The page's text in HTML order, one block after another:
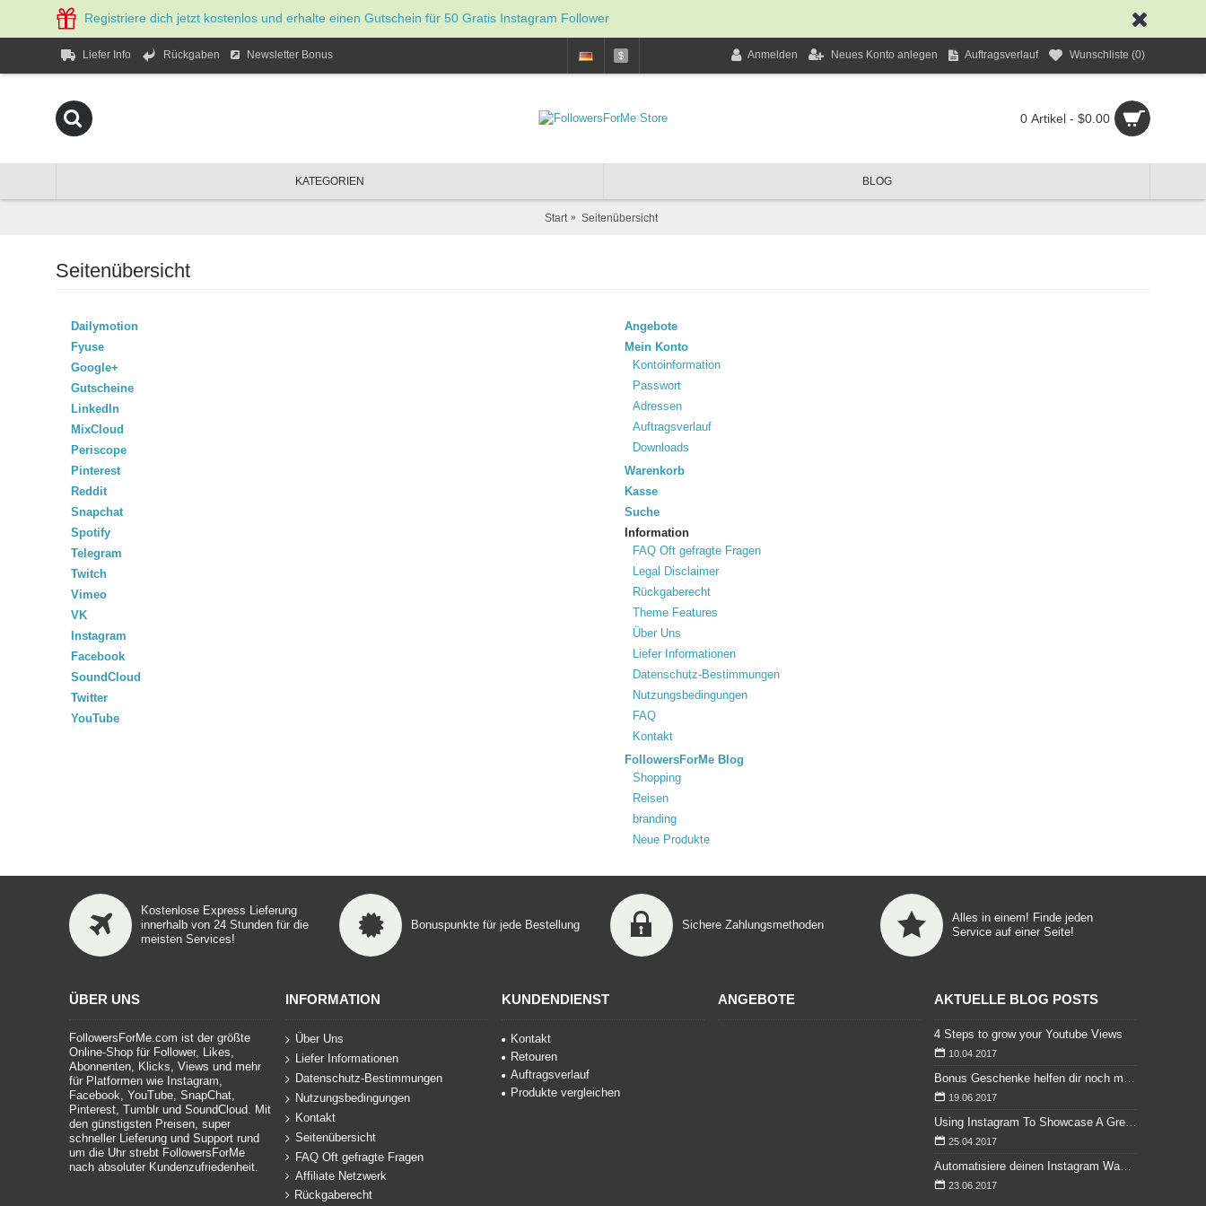
Registriere dich jetzt kostenlos und erhalte einen Gutschein für 50 Gratis Instagram Follower
Liefer Info Rückgaben Newsletter Bonus $ Anmelden Neues Konto anlegen Auftragsverlauf Wunschliste (0)
0 Artikel - $0.00
KATEGORIEN BLOG
Start Seitenübersicht
Seitenübersicht
Dailymotion
Fyuse
Google+
Gutscheine
LinkedIn
MixCloud
Periscope
Pinterest
Reddit
Snapchat
Spotify
Telegram
Twitch
Vimeo
VK
Instagram
Facebook
SoundCloud
Twitter
YouTube
Angebote
Mein Konto
Kontoinformation
Passwort
Adressen
Auftragsverlauf
Downloads
Warenkorb
Kasse
Suche
Information
FAQ Oft gefragte Fragen
Legal Disclaimer
Rückgaberecht
Theme Features
Über Uns
Liefer Informationen
Datenschutz-Bestimmungen
Nutzungsbedingungen
FAQ
Kontakt
FollowersForMe Blog
Shopping
Reisen
branding
Neue Produkte
Kostenlose Express Lieferung
innerhalb von 24 Stunden für die
meisten Services!
Bonuspunkte für jede Bestellung Sichere Zahlungsmethoden
Alles in einem! Finde jeden
Service auf einer Seite!
ÜBER UNS
FollowersForMe.com ist der größte
Online-Shop für Follower, Likes,
Abonnenten, Klicks, Views und mehr
für Platformen wie Instagram,
Facebook, YouTube, SnapChat,
Pinterest, Tumblr und SoundCloud. Mit
den günstigsten Preisen, super
schneller Lieferung und Support rund
um die Uhr strebt FollowersForMe
nach absoluter Kundenzufriedenheit.
INFORMATION
Über Uns
Liefer Informationen
Datenschutz-Bestimmungen
Nutzungsbedingungen
Kontakt
Seitenübersicht
FAQ Oft gefragte Fragen
Affiliate Netzwerk
Rückgaberecht
KUNDENDIENST
Kontakt
Retouren
Auftragsverlauf
Produkte vergleichen
ANGEBOTE AKTUELLE BLOG POSTS
4 Steps to grow your Youtube Views
10.04.2017
Bonus Geschenke helfen dir noch mehr zu sparen
19.06.2017
Using Instagram To Showcase A Great Wedding
25.04.2017
Automatisiere deinen Instagram Wachstum mit Täglichen / Wöchentlichen Instagram Followern
23.06.2017